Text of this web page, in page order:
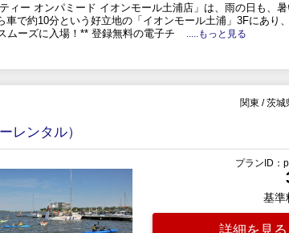
ィー オンパミード イオンモール土浦店」は、雨の日も、
で約10分という好立地の「イオンモール土浦」3Fにあり
ムーズに入場！** 登録無料の電子チ
.....もっと見る
関東 / 茨城
レンタル）
プランID：
基準
詳細を見る